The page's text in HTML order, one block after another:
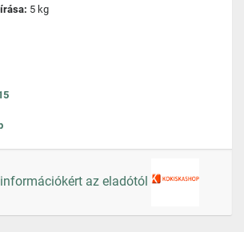
5 kg
az eladótól